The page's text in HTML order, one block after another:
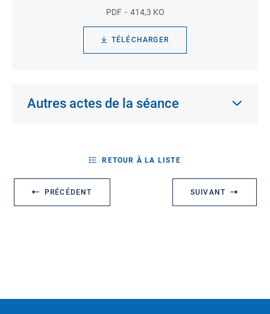
PDF 414,3 KO
TÉLÉCHARGER
Autres actes de la séance
PRÉCÉDENT
RETOUR À LA LISTE
SUIVANT